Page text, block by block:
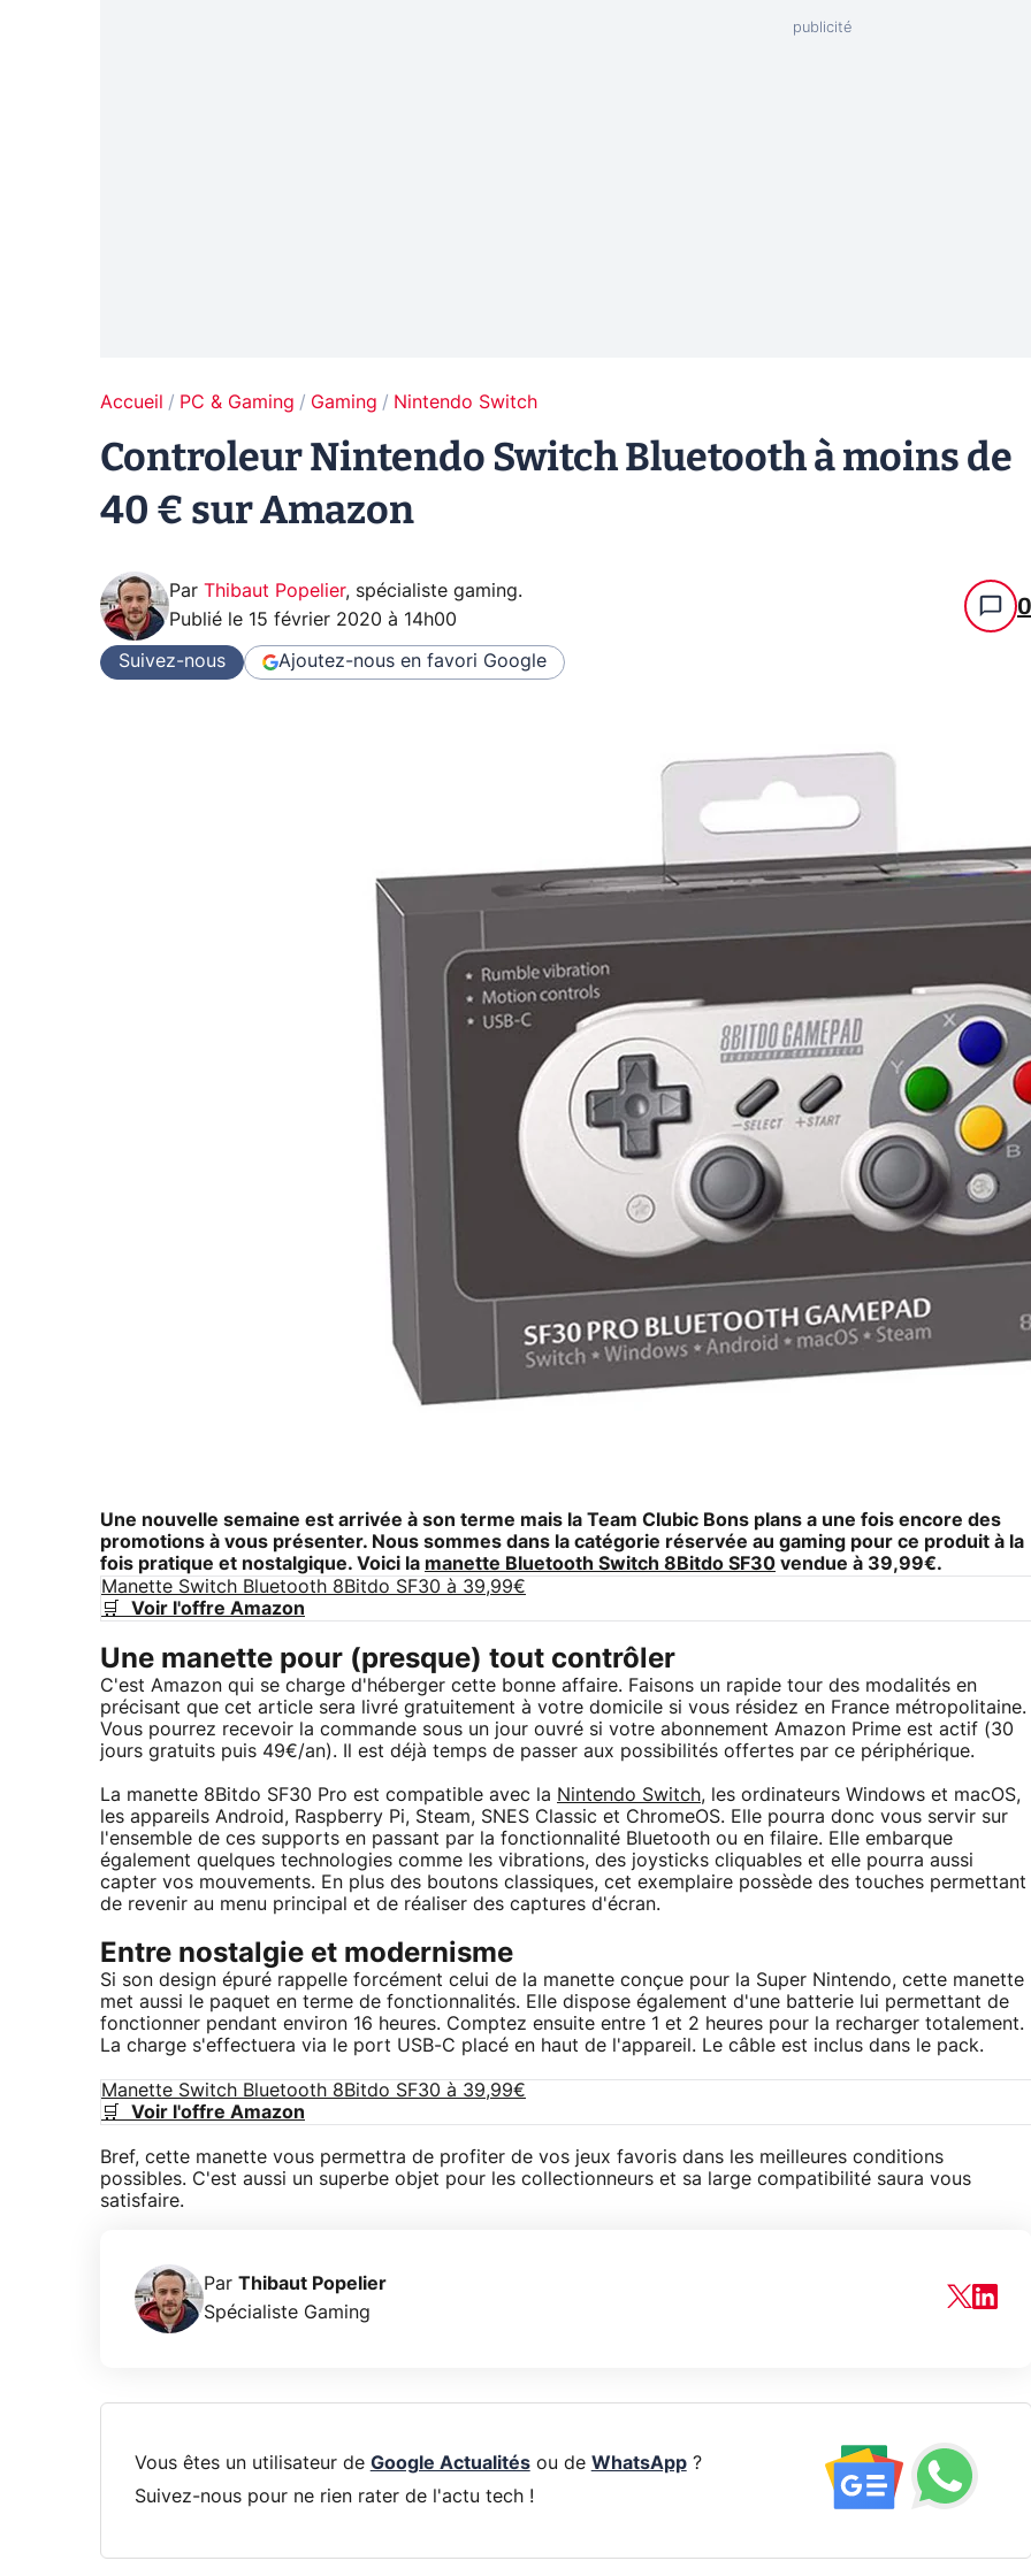
Accueil PC & Gaming Gaming Nintendo Switch
Controleur Nintendo Switch Bluetooth à moins de
40 € sur Amazon
Par Thibaut Popelier, spécialiste gaming.
Publié le 15 février 2020 à 14h00 0
Suivez-nous Ajoutez-nous en favori Google
Une nouvelle semaine est arrivée à son terme mais la Team Clubic Bons plans a une fois encore des
promotions à vous présenter. Nous sommes dans la catégorie réservée au gaming pour ce produit à la
fois pratique et nostalgique. Voici la manette Bluetooth Switch 8Bitdo SF30 vendue à 39,99€.
Manette Switch Bluetooth 8Bitdo SF30 à 39,99€
🛒 Voir l'offre Amazon
Une manette pour (presque) tout contrôler
C'est Amazon qui se charge d'héberger cette bonne affaire. Faisons un rapide tour des modalités en
précisant que cet article sera livré gratuitement à votre domicile si vous résidez en France métropolitaine.
Vous pourrez recevoir la commande sous un jour ouvré si votre abonnement Amazon Prime est actif (30
jours gratuits puis 49€/an). Il est déjà temps de passer aux possibilités offertes par ce périphérique.
La manette 8Bitdo SF30 Pro est compatible avec la Nintendo Switch, les ordinateurs Windows et macOS,
les appareils Android, Raspberry Pi, Steam, SNES Classic et ChromeOS. Elle pourra donc vous servir sur
l'ensemble de ces supports en passant par la fonctionnalité Bluetooth ou en filaire. Elle embarque
également quelques technologies comme les vibrations, des joysticks cliquables et elle pourra aussi
capter vos mouvements. En plus des boutons classiques, cet exemplaire possède des touches permettant
de revenir au menu principal et de réaliser des captures d'écran.
Entre nostalgie et modernisme
Si son design épuré rappelle forcément celui de la manette conçue pour la Super Nintendo, cette manette
met aussi le paquet en terme de fonctionnalités. Elle dispose également d'une batterie lui permettant de
fonctionner pendant environ 16 heures. Comptez ensuite entre 1 et 2 heures pour la recharger totalement.
La charge s'effectuera via le port USB-C placé en haut de l'appareil. Le câble est inclus dans le pack.
Manette Switch Bluetooth 8Bitdo SF30 à 39,99€
🛒 Voir l'offre Amazon
Bref, cette manette vous permettra de profiter de vos jeux favoris dans les meilleures conditions
possibles. C'est aussi un superbe objet pour les collectionneurs et sa large compatibilité saura vous
satisfaire.
Par Thibaut Popelier
Spécialiste Gaming
Vous êtes un utilisateur de Google Actualitésou de WhatsApp?
Suivez-nous pour ne rien rater de l'actu tech !